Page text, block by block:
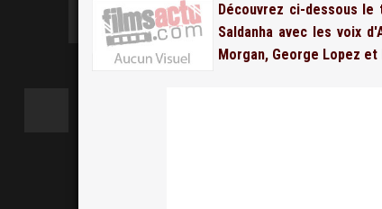
Découvrez ci-dessous
Saldanha avec les voix
Morgan, George Lopez